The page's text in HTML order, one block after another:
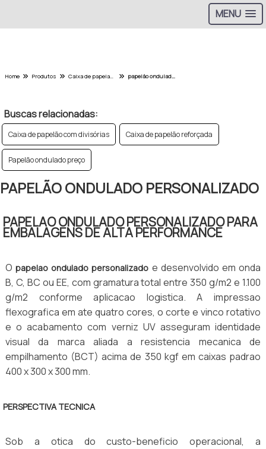
MENU
Home Produtos Caixa de papelao - Categoria papelão ondulado personalizado
Buscas relacionadas:
Caixa de papelão com divisórias Caixa de papelão reforçada
Papelão ondulado preço
PAPELÃO ONDULADO PERSONALIZADO
PAPELAO ONDULADO PERSONALIZADO PARA
EMBALAGENS DE ALTA PERFORMANCE
Opapelao ondulado personalizado e desenvolvido em onda
B, C, BC ou EE, com gramatura total entre 350 g/m2 e 1.100
g/m2 conforme aplicacao logistica. A impressao
flexografica em ate quatro cores, o corte e vinco rotativo
e o acabamento com verniz UV asseguram identidade
visual da marca aliada a resistencia mecanica de
empilhamento (BCT) acima de 350 kgf em caixas padrao
400 x 300 x 300 mm.
PERSPECTIVA TECNICA
Sob a otica do custo-beneficio operacional, a